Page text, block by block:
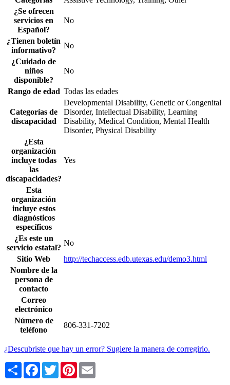
¿Se ofrecen
servicios en
Español?
No
¿Tienen boletín
informativo?
No
¿Cuidado de
niños
disponible?
No
Rango de edad Todas las edades
Categorías de
discapacidad
Developmental Disability, Genetic or Congenital
Disorder, Intellectual Disability, Learning
Disability, Medical Condition, Mental Health
Disorder, Physical Disability
¿Esta
organización
incluye todas
las
discapacidades?
Yes
Esta
organización
incluye estos
diagnósticos
específicos
¿Es este un
servicio estatal?
No
Sitio Web
http://techaccess.edb.utexas.edu/demo3.html
Nombre de la
persona de
contacto
Correo
electrónico
Número de
teléfono
806-331-7202
¿Descubriste que hay un error? Sugiere la manera de corregirlo.
Share Facebook
TwitterPinterest